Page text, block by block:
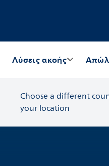
Λύσεις ακοής
Choose a different
your location